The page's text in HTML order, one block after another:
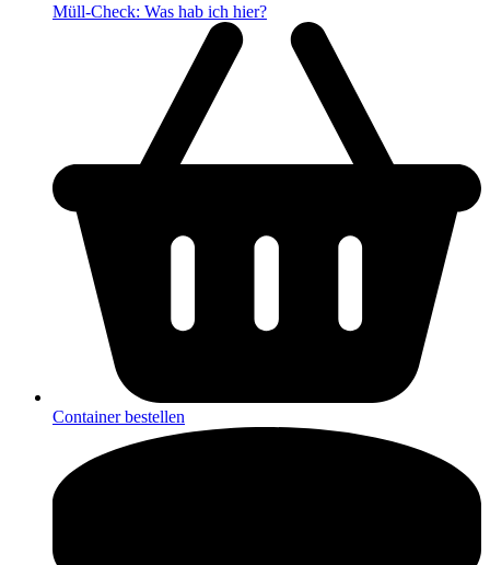
Müll-Check: Was hab ich hier?
Container bestellen